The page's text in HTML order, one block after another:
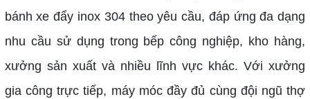
bánh xe đẩy inox 304 theo yêu cầu, đáp ứng đa dạng
nhu cầu sử dụng trong bếp công nghiệp, kho hàng,
xưởng sản xuất và nhiều lĩnh vực khác. Với xưởng
gia công trực tiếp, máy móc đầy đủ cùng đội ngũ thợ